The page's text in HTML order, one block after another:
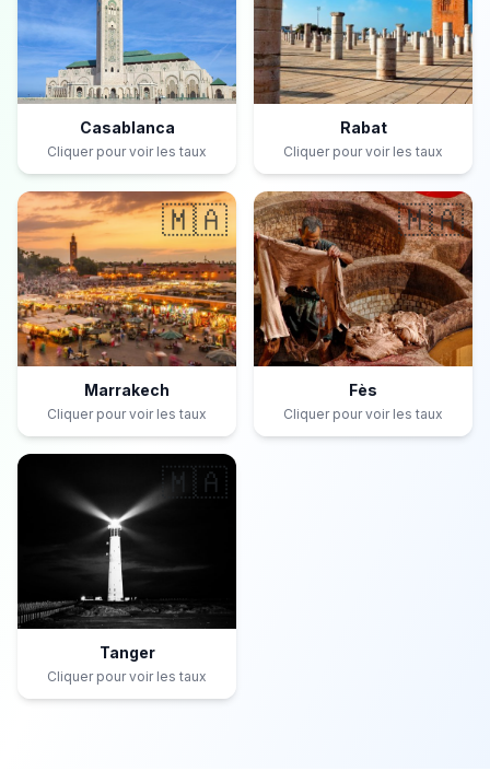
Casablanca
Cliquer pour voir les taux
Rabat
Cliquer pour voir les taux
🇲🇦
Marrakech
Cliquer pour voir les taux
🇲🇦
Fès
Cliquer pour voir les taux
🇲🇦
Tanger
Cliquer pour voir les taux